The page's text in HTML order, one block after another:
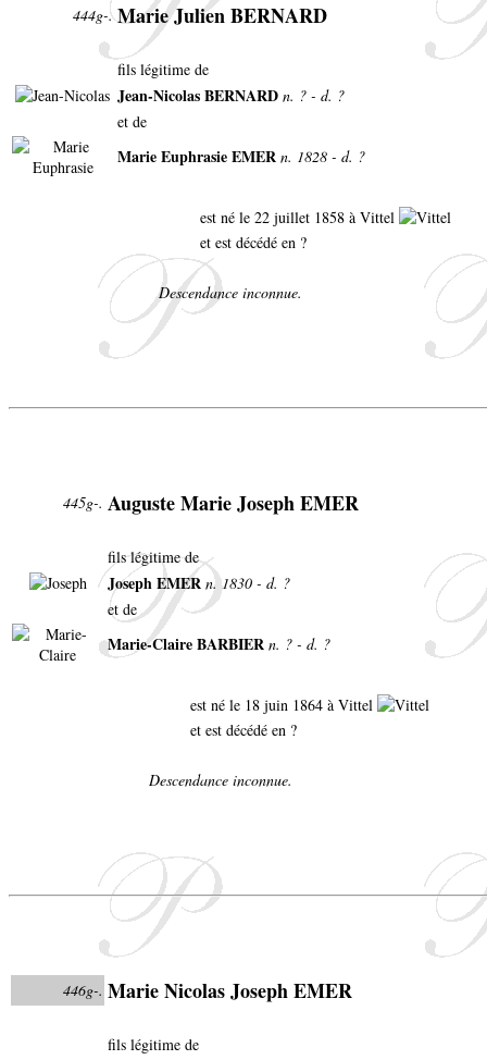
444g-. Marie Julien BERNARD
fils légitime de
Jean-Nicolas BERNARD n. ? - d. ?
et de
Marie Euphrasie EMER n. 1828 - d. ?
est né le 22 juillet 1858 à Vittel
et est décédé en ?
Descendance inconnue.
445g-. Auguste Marie Joseph EMER
fils légitime de
Joseph EMER n. 1830 - d. ?
et de
Marie-Claire BARBIER n. ? - d. ?
est né le 18 juin 1864 à Vittel
et est décédé en ?
Descendance inconnue.
446g-. Marie Nicolas Joseph EMER
fils légitime de